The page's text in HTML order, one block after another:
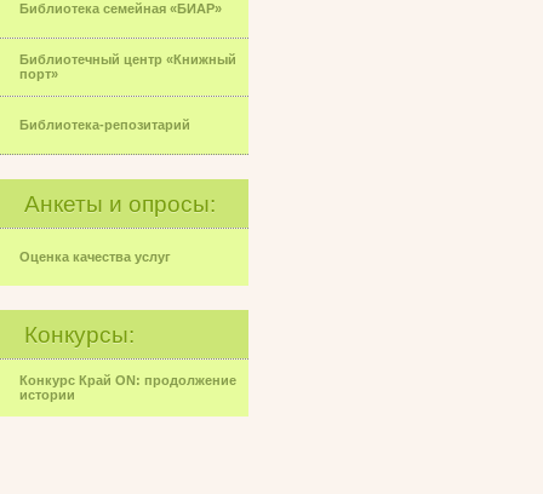
Библиотека семейная «БИАР»
Библиотечный центр «Книжный
порт»
Библиотека-репозитарий
Анкеты и опросы:
Оценка качества услуг
Конкурсы:
Конкурс Край ON: продолжение
истории